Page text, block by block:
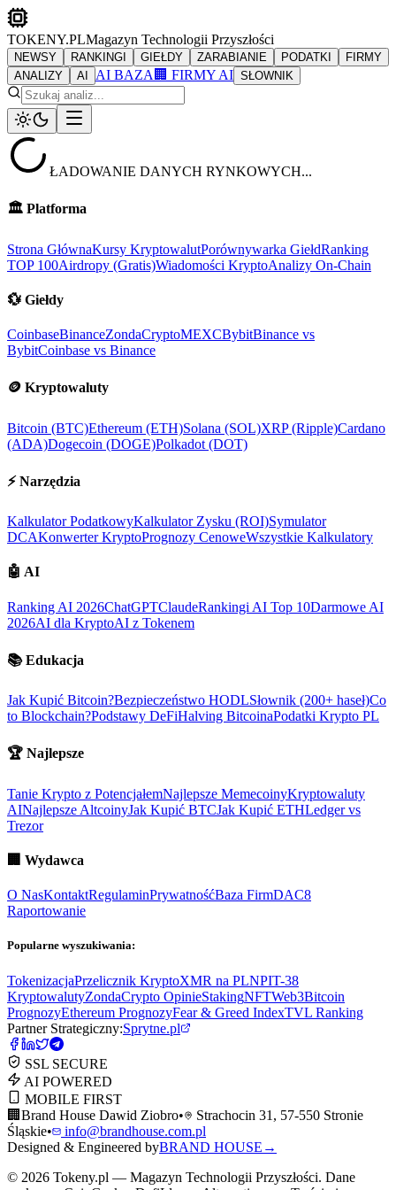
TOKENY.PLMagazyn Technologii Przyszłości
NEWSY RANKINGI GIEŁDY ZARABIANIE PODATKI
FIRMY
ANALIZY
AI AI BAZA 🏢 FIRMY AI SŁOWNIK
ŁADOWANIE DANYCH RYNKOWYCH...
🏛️ Platforma
Strona GłównaKursy KryptowalutPorównywarka GiełdRanking
TOP 100Airdropy (Gratis)Wiadomości KryptoAnalizy On-Chain
💱 Giełdy
CoinbaseBinanceZondaCryptoMEXCBybitBinance vs
BybitCoinbase vs Binance
🪙 Kryptowaluty
Bitcoin (BTC)Ethereum (ETH)Solana (SOL)XRP (Ripple)Cardano
(ADA)Dogecoin (DOGE)Polkadot (DOT)
⚡ Narzędzia
Kalkulator PodatkowyKalkulator Zysku (ROI)Symulator
DCAKonwerter KryptoPrognozy CenoweWszystkie Kalkulatory
🤖 AI
Ranking AI 2026ChatGPTClaudeRankingi AI Top 10Darmowe AI
2026AI dla KryptoAI z Tokenem
📚 Edukacja
Jak Kupić Bitcoin?Bezpieczeństwo HODLSłownik (200+ haseł)Co
to Blockchain?Podstawy DeFiHalving BitcoinaPodatki Krypto PL
🏆 Najlepsze
Tanie Krypto z PotencjałemNajlepsze MemecoinyKryptowaluty
AINajlepsze AltcoinyJak Kupić BTCJak Kupić ETHLedger vs
Trezor
🏢 Wydawca
O NasKontaktRegulaminPrywatnośćBaza FirmDAC8
Raportowanie
Popularne wyszukiwania:
TokenizacjaPrzelicznik KryptoXMR na PLNPIT-38
KryptowalutyZondaCrypto OpinieStakingNFTWeb3Bitcoin
PrognozyEthereum PrognozyFear & Greed IndexTVL Ranking
Partner Strategiczny:Sprytne.pl
SSL SECURE
AI POWERED
MOBILE FIRST
🏢 Brand House Dawid Ziobro•
Strachocin 31, 57-550 Stronie
Śląskie•
info@brandhouse.com.pl
Designed & Engineered byBRAND HOUSE →
© 2026 Tokeny.pl — Magazyn Technologii Przyszłości. Dane